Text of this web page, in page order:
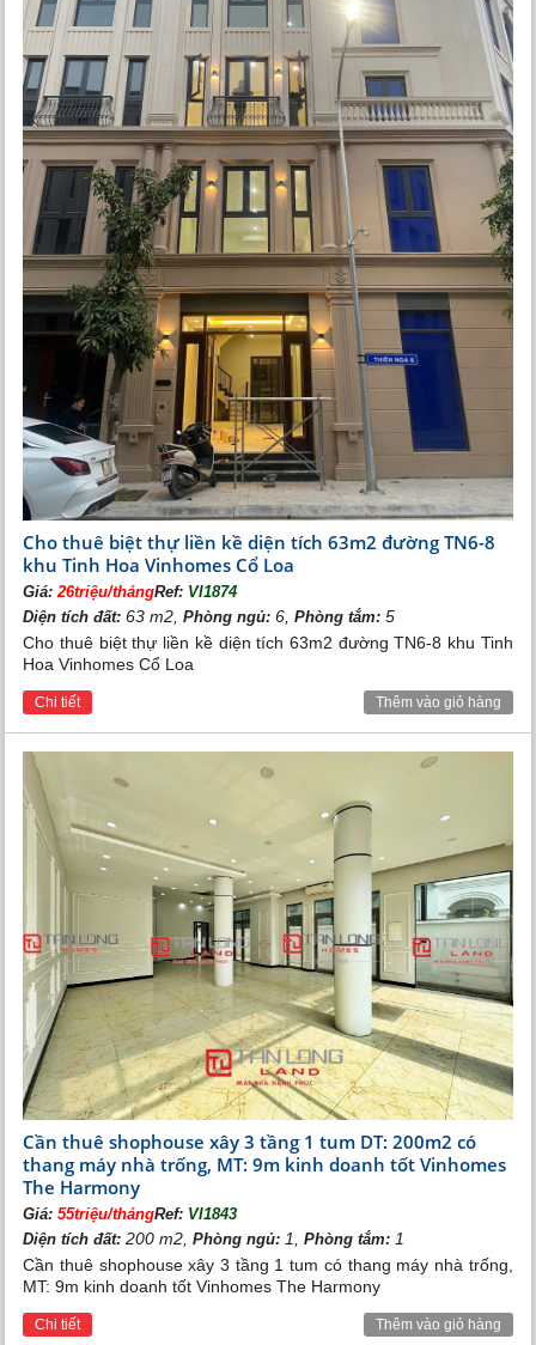
Cho thuê biệt thự liền kề diện tích 63m2 đường TN6-8
khu Tinh Hoa Vinhomes Cổ Loa
Giá:26triệu/thángRef: VI1874
Diện tích đất: 63 m2,Phòng ngủ: 6,Phòng tắm: 5
Cho thuê biệt thự liền kề diện tích 63m2 đường TN6-8 khu Tinh
Hoa Vinhomes Cổ Loa
Chi tiết Thêm vào giỏ hàng
Cần thuê shophouse xây 3 tầng 1 tum DT: 200m2 có
thang máy nhà trống, MT: 9m kinh doanh tốt Vinhomes
The Harmony
Giá:55triệu/thángRef: VI1843
Diện tích đất: 200 m2,Phòng ngủ: 1,Phòng tắm: 1
Cần thuê shophouse xây 3 tầng 1 tum có thang máy nhà trống,
MT: 9m kinh doanh tốt Vinhomes The Harmony
Chi tiết Thêm vào giỏ hàng